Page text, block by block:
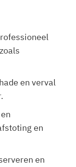
en verval
en
en